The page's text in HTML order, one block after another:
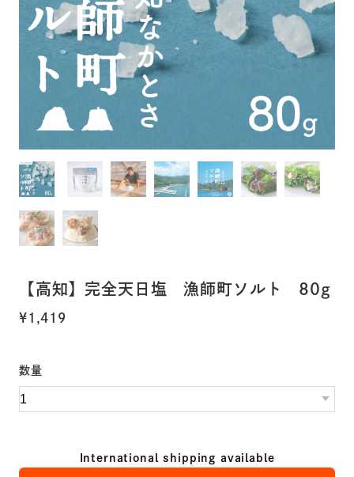
【高知】完全天日塩 漁師町ソルト 80g
¥1,419
数量
International shipping available